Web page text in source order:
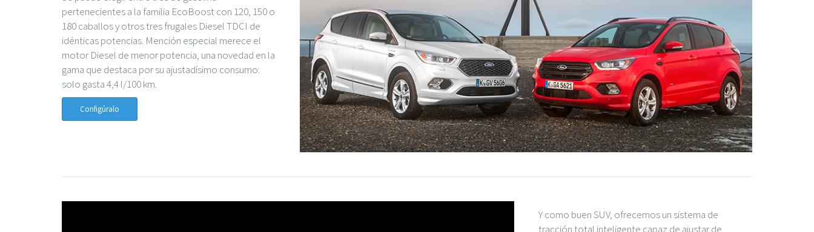
pertenecientes a la familia EcoBoost con 120, 150 o
180 caballos y otros tres frugales Diesel TDCI de
idénticas potencias. Mención especial merece el
motor Diesel de menor potencia, una novedad en la
gama que destaca por su ajustadísimo consumo:
solo gasta 4,4 l/100 km.
Configúralo
Y como buen SUV, ofrecemos un sistema de
tracción total inteligente capaz de ajustar de